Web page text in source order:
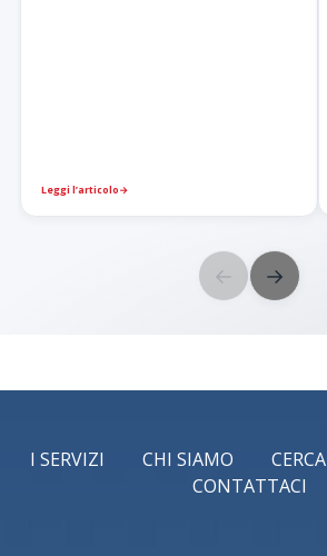
Leggi l’articolo→
← →
I SERVIZI CHI SIAMO CERCA
CONTATTACI